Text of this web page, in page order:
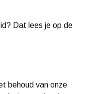
Dat lees je op de
behoud van onze